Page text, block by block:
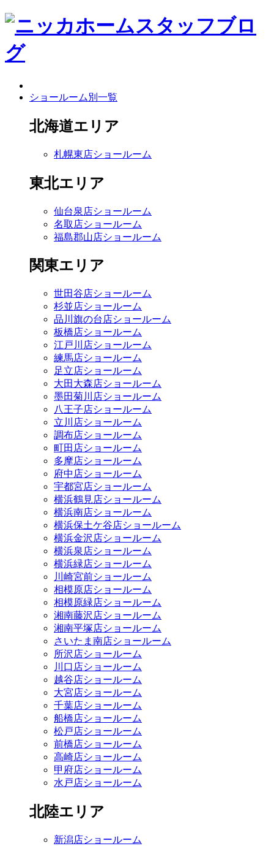
ショールーム別一覧
北海道エリア
札幌東店ショールーム
東北エリア
仙台泉店ショールーム
名取店ショールーム
福島郡山店ショールーム
関東エリア
世田谷店ショールーム
杉並店ショールーム
品川旗の台店ショールーム
板橋店ショールーム
江戸川店ショールーム
練馬店ショールーム
足立店ショールーム
大田大森店ショールーム
墨田菊川店ショールーム
八王子店ショールーム
立川店ショールーム
調布店ショールーム
町田店ショールーム
多摩店ショールーム
府中店ショールーム
宇都宮店ショールーム
横浜鶴見店ショールーム
横浜南店ショールーム
横浜保土ケ谷店ショールーム
横浜金沢店ショールーム
横浜泉店ショールーム
横浜緑店ショールーム
川崎宮前ショールーム
相模原店ショールーム
相模原緑店ショールーム
湘南藤沢店ショールーム
湘南平塚店ショールーム
さいたま南店ショールーム
所沢店ショールーム
川口店ショールーム
越谷店ショールーム
大宮店ショールーム
千葉店ショールーム
船橋店ショールーム
松戸店ショールーム
前橋店ショールーム
高崎店ショールーム
甲府店ショールーム
水戸店ショールーム
北陸エリア
新潟店ショールーム